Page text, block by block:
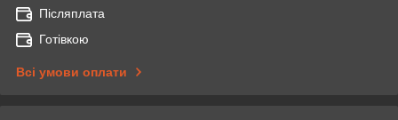
Післяплата
Готівкою
Всі умови оплати